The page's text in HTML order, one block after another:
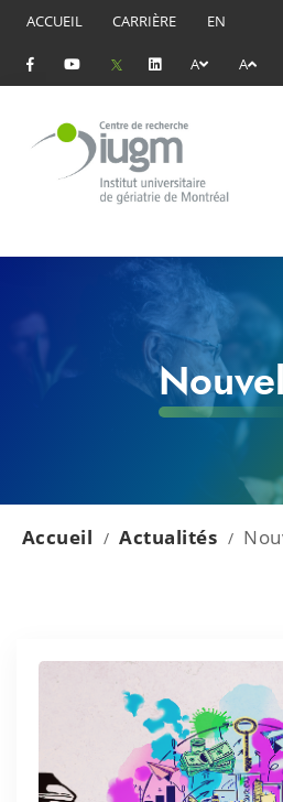
ACCUEIL CARRIÈRE EN
A A
Accueil / Actualités /